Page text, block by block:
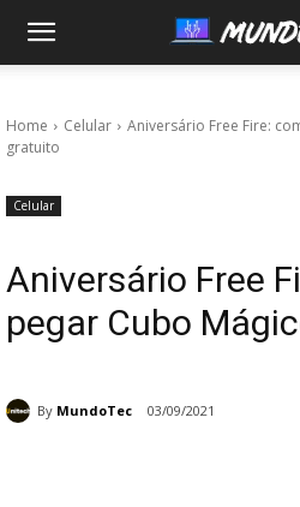
MundoTec
Home Celular
Aniversário Free Fire:
gratuito
Celular
Aniversário Free
pegar Cubo
By MundoTec 03/09/2021